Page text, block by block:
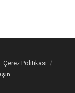
Çerez Politikası